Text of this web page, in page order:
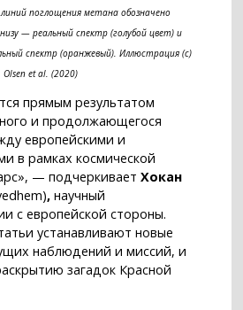
поглощения метана обозначено
— реальный спектр (голубой цвет) и
спектр (оранжевый). Иллюстрация (с)
Olsen et al. (2020)
прямым результатом
и продолжающегося
европейскими и
в рамках космической
— подчеркиваетХокан
,научный
с европейской стороны.
устанавливают новые
наблюдений и миссий, и
загадок Красной